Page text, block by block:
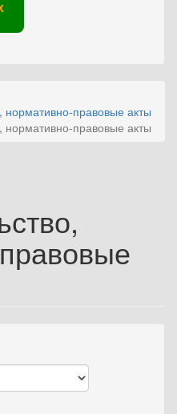
нормативно-правовые акты
нормативно-правовые акты